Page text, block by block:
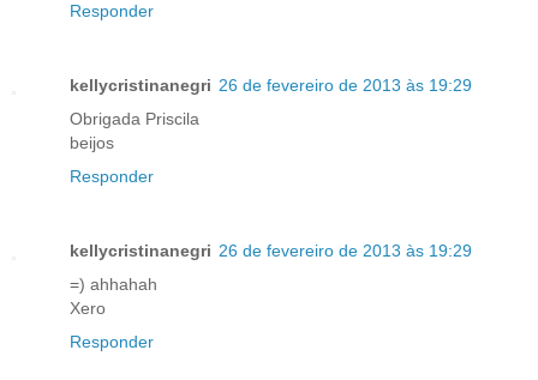
Responder
kellycristinanegri 26 de fevereiro de 2013 às 19:29
Obrigada Priscila
beijos
Responder
kellycristinanegri 26 de fevereiro de 2013 às 19:29
=) ahhahah
Xero
Responder